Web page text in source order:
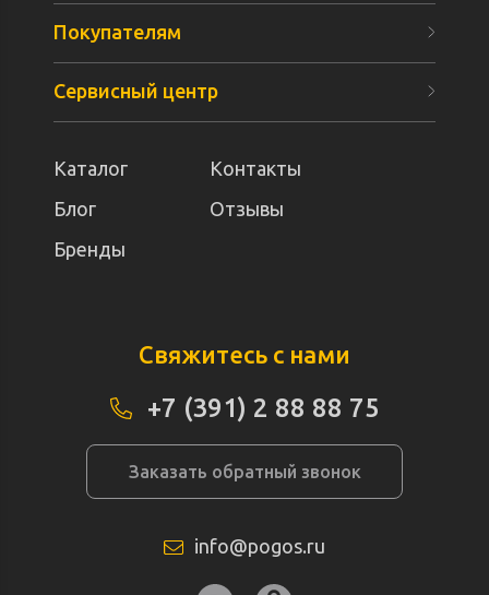
Покупателям
Сервисный центр
Каталог
Контакты
Блог
Отзывы
Бренды
Свяжитесь с нами
+7 (391) 2 88 88 75
Заказать обратный звонок
info@pogos.ru